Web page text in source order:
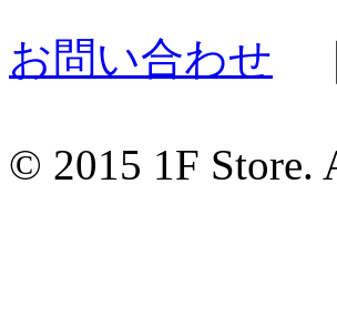
お問い合わせ
© 2015 1F Store.